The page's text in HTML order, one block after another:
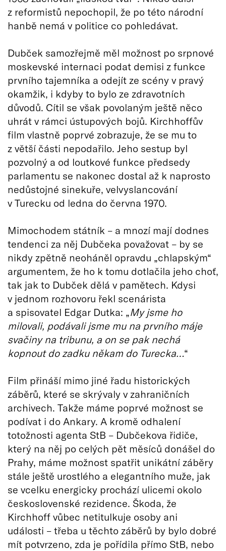
z reformistů nepochopil, že po této národní
hanbě nemá v politice co pohledávat.
Dubček samozřejmě měl možnost po srpnové
moskevské internaci podat demisi z funkce
prvního tajemníka a odejít ze scény v pravý
okamžik, i kdyby to bylo ze zdravotních
důvodů. Cítil se však povolaným ještě něco
uhrát v rámci ústupových bojů. Kirchhoffův
film vlastně poprvé zobrazuje, že se mu to
z větší části nepodařilo. Jeho sestup byl
pozvolný a od loutkové funkce předsedy
parlamentu se nakonec dostal až k naprosto
nedůstojné sinekuře, velvyslancování
v Turecku od ledna do června 1970.
Mimochodem státník – a mnozí mají dodnes
tendenci za něj Dubčeka považovat – by se
nikdy zpětně neoháněl opravdu „chlapským“
argumentem, že ho k tomu dotlačila jeho choť,
tak jak to Dubček dělá v pamětech. Kdysi
v jednom rozhovoru řekl scenárista
a spisovatel Edgar Dutka: „My jsme ho
milovali, podávali jsme mu na prvního máje
svačiny na tribunu, a on se pak nechá
kopnout do zadku někam do Turecka…“
Film přináší mimo jiné řadu historických
záběrů, které se skrývaly v zahraničních
archivech. Takže máme poprvé možnost se
podívat i do Ankary. A kromě odhalení
totožnosti agenta StB – Dubčekova řidiče,
který na něj po celých pět měsíců donášel do
Prahy, máme možnost spatřit unikátní záběry
stále ještě urostlého a elegantního muže, jak
se vcelku energicky prochází ulicemi okolo
československé rezidence. Škoda, že
Kirchhoff vůbec netitulkuje osoby ani
události – třeba u těchto záběrů by bylo dobré
mít potvrzeno, zda je pořídila přímo StB, nebo